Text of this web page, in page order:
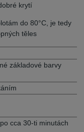
krytí
do 80°C, je tedy
těles
základové barvy
cca 30-ti minutách